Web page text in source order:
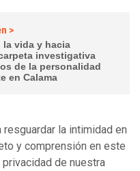
>
la vida y hacia
investigativa
de la personalidad
en Calama
resguardar la intimidad en
y comprensión en este
de nuestra